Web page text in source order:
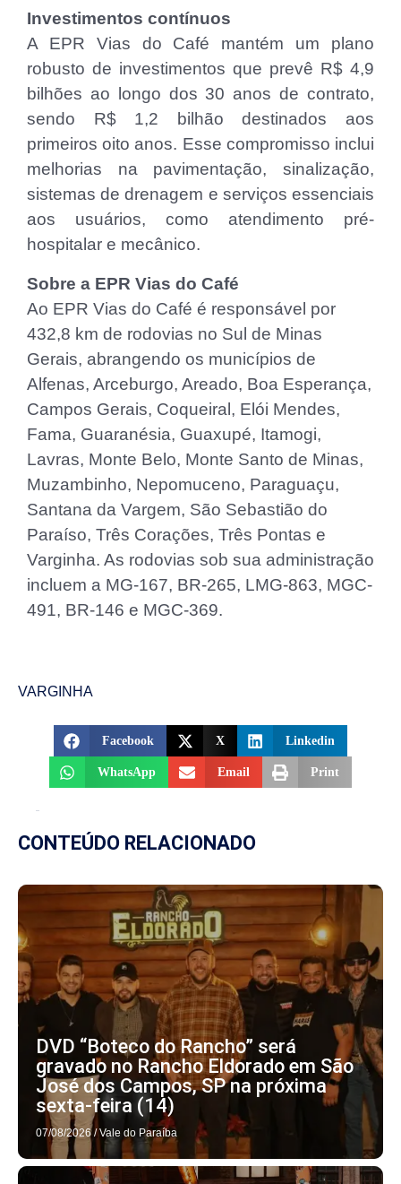
Investimentos contínuos
A EPR Vias do Café mantém um plano
robusto de investimentos que prevê R$ 4,9
bilhões ao longo dos 30 anos de contrato,
sendo R$ 1,2 bilhão destinados aos
primeiros oito anos. Esse compromisso inclui
melhorias na pavimentação, sinalização,
sistemas de drenagem e serviços essenciais
aos usuários, como atendimento pré-
hospitalar e mecânico.
Sobre a EPR Vias do Café
Ao EPR Vias do Café é responsável por
432,8 km de rodovias no Sul de Minas
Gerais, abrangendo os municípios de
Alfenas, Arceburgo, Areado, Boa Esperança,
Campos Gerais, Coqueiral, Elói Mendes,
Fama, Guaranésia, Guaxupé, Itamogi,
Lavras, Monte Belo, Monte Santo de Minas,
Muzambinho, Nepomuceno, Paraguaçu,
Santana da Vargem, São Sebastião do
Paraíso, Três Corações, Três Pontas e
Varginha. As rodovias sob sua administração
incluem a MG-167, BR-265, LMG-863, MGC-
491, BR-146 e MGC-369.
VARGINHA
Facebook X Linkedin
WhatsApp Email Print
CONTEÚDO RELACIONADO
DVD “Boteco do Rancho” será
gravado no Rancho Eldorado em São
José dos Campos, SP na próxima
sexta-feira (14)
07/08/2026 / Vale do Paraíba